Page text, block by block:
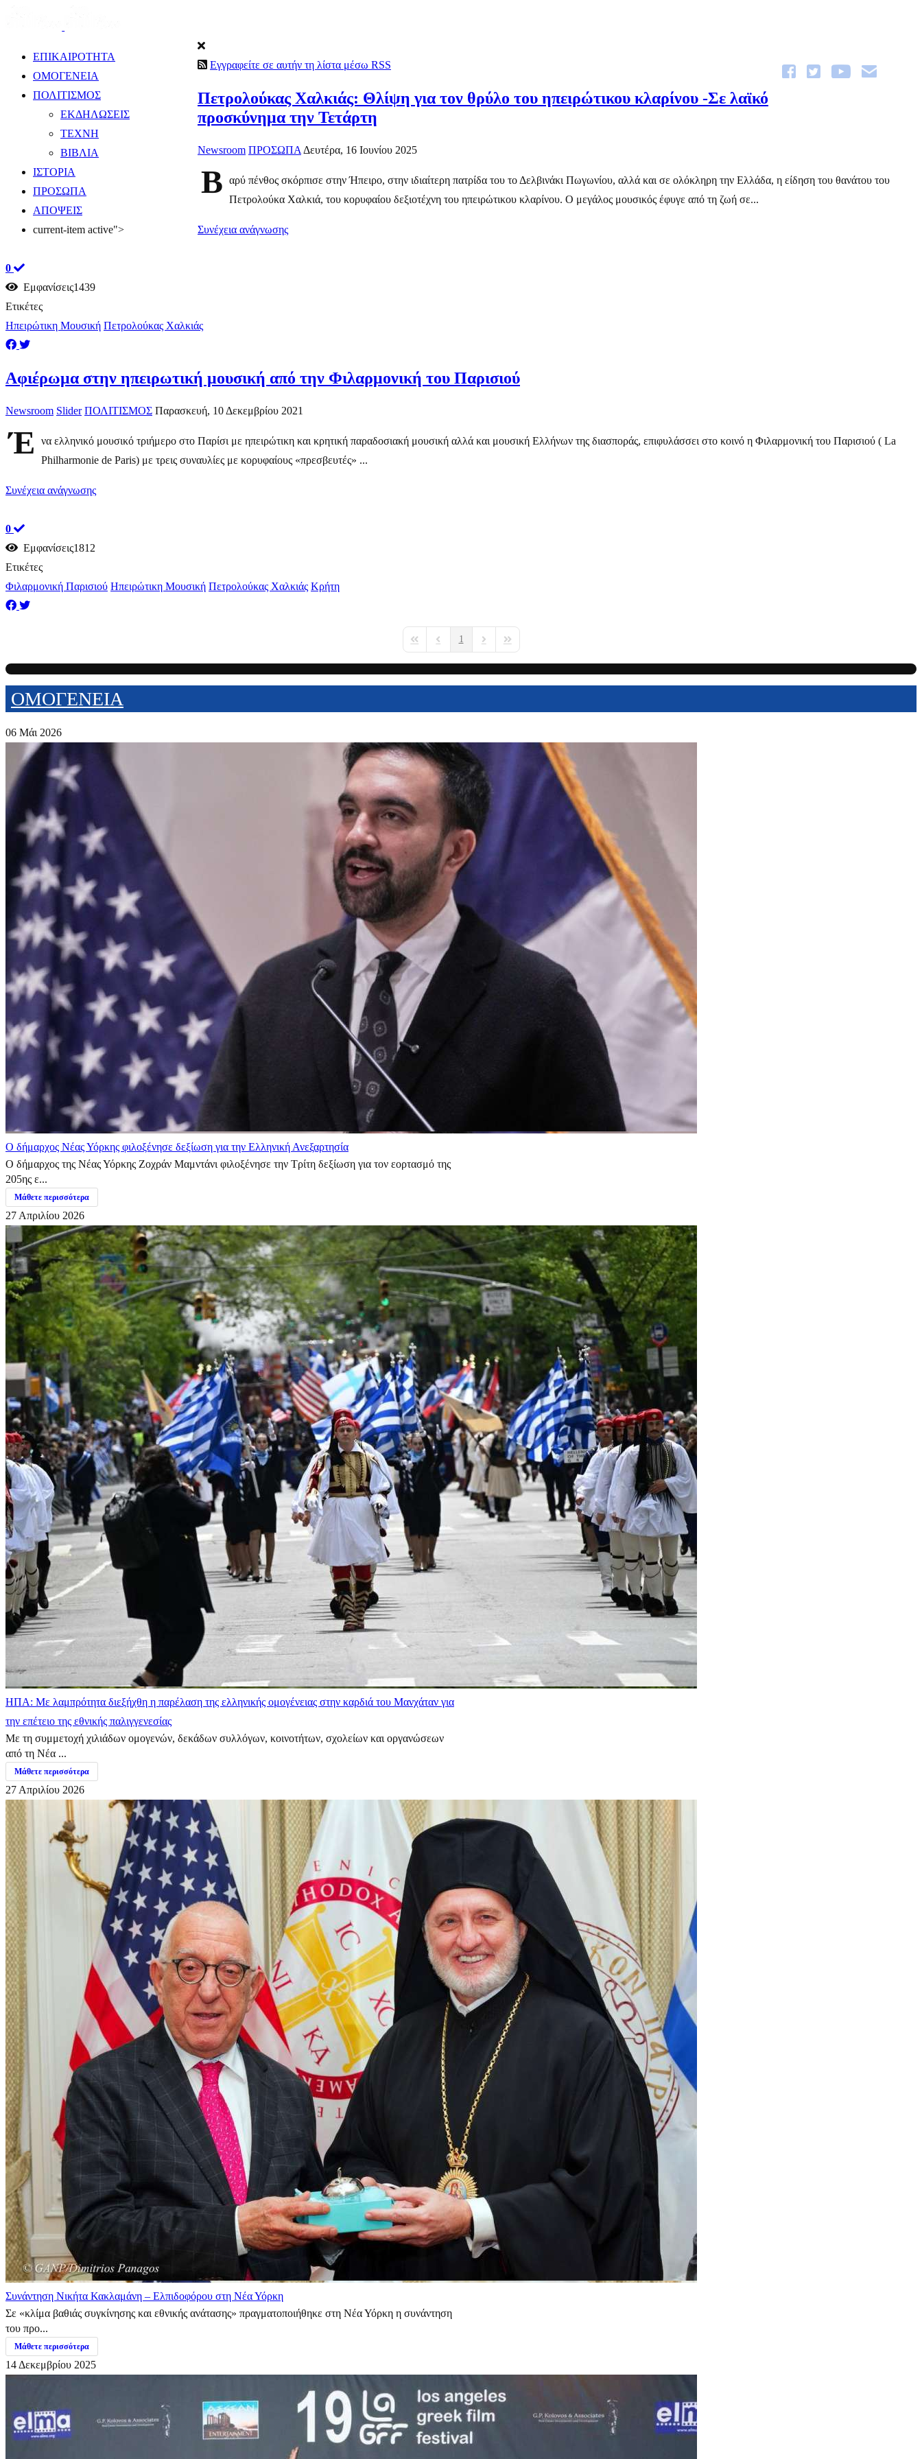
ΕΠΙΚΑΙΡΟΤΗΤΑ
ΟΜΟΓΕΝΕΙΑ
ΠΟΛΙΤΙΣΜΟΣ
ΕΚΔΗΛΩΣΕΙΣ
ΤΕΧΝΗ
ΒΙΒΛΙΑ
ΙΣΤΟΡΙΑ
ΠΡΟΣΩΠΑ
ΑΠΟΨΕΙΣ
current-item active">
Εγγραφείτε σε αυτήν τη λίστα μέσω RSS
Πετρολούκας Χαλκιάς: Θλίψη για τον θρύλο του ηπειρώτικου κλαρίνου -Σε λαϊκό
προσκύνημα την Τετάρτη
Newsroom ΠΡΟΣΩΠΑ Δευτέρα, 16 Ιουνίου 2025
Β
αρύ πένθος σκόρπισε στην Ήπειρο, στην ιδιαίτερη πατρίδα του το Δελβινάκι Πωγωνίου, αλλά και σε ολόκληρη την Ελλάδα, η είδηση του θανάτου του
Πετρολούκα Χαλκιά, του κορυφαίου δεξιοτέχνη του ηπειρώτικου κλαρίνου. Ο μεγάλος μουσικός έφυγε από τη ζωή σε...
Συνέχεια ανάγνωσης
0
Εμφανίσεις1439
Ετικέτες
Ηπειρώτικη Μουσική Πετρολούκας Χαλκιάς
Αφιέρωμα στην ηπειρωτική μουσική από την Φιλαρμονική του Παρισιού
Newsroom Slider ΠΟΛΙΤΙΣΜΟΣ Παρασκευή, 10 Δεκεμβρίου 2021
Έ
να ελληνικό μουσικό τριήμερο στο Παρίσι με ηπειρώτικη και κρητική παραδοσιακή μουσική αλλά και μουσική Ελλήνων της διασποράς, επιφυλάσσει στο κοινό η Φιλαρμονική του Παρισιού ( La
Philharmonie de Paris) με τρεις συναυλίες με κορυφαίους «πρεσβευτές» ...
Συνέχεια ανάγνωσης
0
Εμφανίσεις1812
Ετικέτες
Φιλαρμονική Παρισιού Ηπειρώτικη Μουσική Πετρολούκας Χαλκιάς Κρήτη
First PagePrevious Page
1
Next PageLast Page
ΟΜΟΓΕΝΕΙΑ
06 Μάι 2026
Ο δήμαρχος Νέας Υόρκης φιλοξένησε δεξίωση για την Ελληνική Ανεξαρτησία
Ο δήμαρχος της Νέας Υόρκης Ζοχράν Μαμντάνι φιλοξένησε την Τρίτη δεξίωση για τον εορτασμό της
205ης ε...
Μάθετε περισσότερα
27 Απριλίου 2026
ΗΠΑ: Με λαμπρότητα διεξήχθη η παρέλαση της ελληνικής ομογένειας στην καρδιά του Μανχάταν για
την επέτειο της εθνικής παλιγγενεσίας
Με τη συμμετοχή χιλιάδων ομογενών, δεκάδων συλλόγων, κοινοτήτων, σχολείων και οργανώσεων
από τη Νέα ...
Μάθετε περισσότερα
27 Απριλίου 2026
Συνάντηση Νικήτα Κακλαμάνη – Ελπιδοφόρου στη Νέα Υόρκη
Σε «κλίμα βαθιάς συγκίνησης και εθνικής ανάτασης» πραγματοποιήθηκε στη Νέα Υόρκη η συνάντηση
του προ...
Μάθετε περισσότερα
14 Δεκεμβρίου 2025